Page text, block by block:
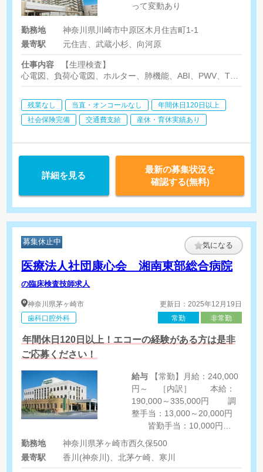
って変動あり
勤務地
神奈川県川崎市中原区木月住吉町1-1
最寄駅
元住吉、武蔵小杉、向河原
仕事内容
【生理検査】
心電図、負荷心電図、ホルター、肺機能、ABI、PWV、TBI、眼
【検体検査】
採血、血液、尿一般、生化学、輸血、免疫、細菌、微生物、細胞
残業なし 当直・オンコールなし
年間休日120日以上
社会保険完備
交通費支給 産休・育休実績あり
詳細を見る
最新の募集状況を
確認する(無料)
募集休止中 気になる
医療法人社団康心会 湘南東部総合病院
の臨床検査技師求人
神奈川県茅ヶ崎市
歯科口腔外科
更新日：2025年12月19日
常勤
非常勤
年間休日120日以上！エコーの経験がある方は是非
ご応募ください！
給与
円～ ［内訳］ 本給：
190,000～335,000円 調
整手当：13,000～20,000円
皆勤手当：10,000円
【非常勤】時給1500円
勤務地
神奈川県茅ヶ崎市西久保500
最寄駅
香川(神奈川)、北茅ケ崎、寒川